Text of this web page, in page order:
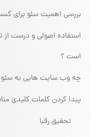
بررسی اهمیت سئو برای
استفاده اصولی و درست
است ؟
چه وب سایت هایی به سئو
پیدا کردن کلمات کلیدی
تحقیق رقبا